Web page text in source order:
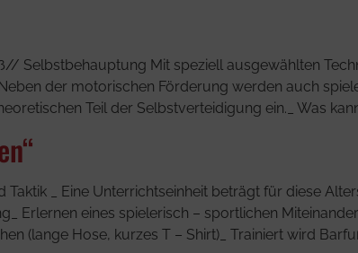
Selbstbehauptung Mit speziell ausgewählten
der motorischen Förderung werden auch
Teil der Selbstverteidigung ein._ Was
_ Eine Unterrichtseinheit beträgt für diese
Erlernen eines spielerisch – sportlichen
(lange Hose, kurzes T – Shirt)_ Trainiert wird